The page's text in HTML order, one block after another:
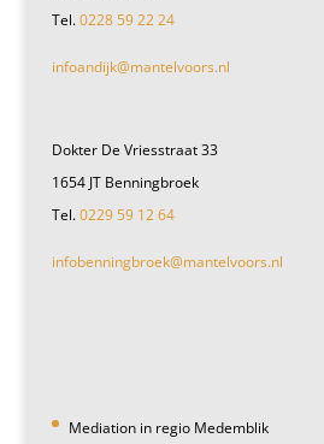
Tel.0228 59 22 24
infoandijk@mantelvoors.nl
Dokter De Vriesstraat 33
1654 JT Benningbroek
Tel.0229 59 12 64
infobenningbroek@mantelvoors.nl
Mediation in regio Medemblik